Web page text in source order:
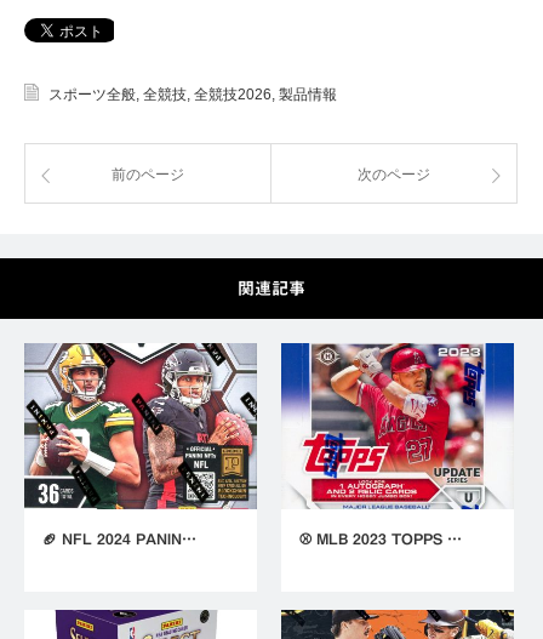
スポーツ全般, 全競技, 全競技2026, 製品情報
前のページ 次のページ
関連記事
🏈 NFL 2024 PANIN… ⚾ MLB 2023 TOPPS …